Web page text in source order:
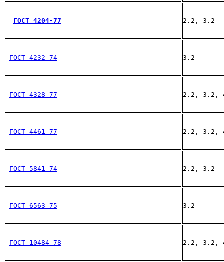
ГОСТ 4204-77 2.2, 3.2
ГОСТ 4232-74 3.2
ГОСТ 4328-77 2.2, 3.2,
ГОСТ 4461-77 2.2, 3.2,
ГОСТ 5841-74 2.2, 3.2
ГОСТ 6563-75 3.2
ГОСТ 10484-78 2.2, 3.2,